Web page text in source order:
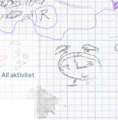
All aktivitet